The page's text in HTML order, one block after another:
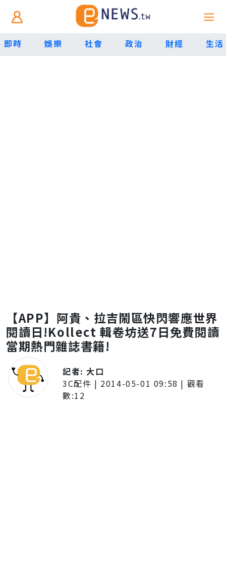
即時 娛樂 社會 政治 財經 生活
【APP】阿貴、拉吉鬧區快閃響應世界
閱讀日!Kollect 輯卷坊送7日免費閱讀
當期熱門雜誌書籍!
記者:大口
3C配件 | 2014-05-01 09:58 | 觀看
數:12